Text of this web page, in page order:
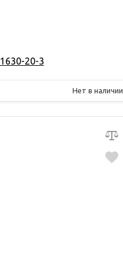
20-3
Нет в наличии